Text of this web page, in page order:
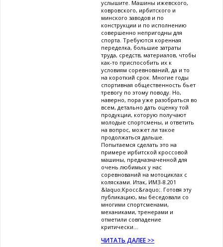
услышите. Машины ижевского,
ковровского, ирбитского и
минского заводов и по
конструкции и по исполнению
совершенно непригодны для
спорта. Требуются коренная
переделка, большие затраты
труда, средств, материалов, чтобы
как-то приспособить их к
условиям соревнований, да и то
на короткий срок. Многие годы
спортивная общественность бьет
тревогу по этому поводу. Но,
наверно, пора уже разобраться во
всем, детально дать оценку той
продукции, которую получают
молодые спортсмены, и ответить
на вопрос, может ли такое
продолжаться дальше.
Попытаемся сделать это на
примере ирбитской кроссовой
машины, предназначенной для
очень любимых у нас
соревнований на мотоциклах с
колясками. Итак, ИМЗ-8.201
&laquo;Кросс&raquo;. Готовя эту
публикацию, мы беседовали со
многими спортсменами,
механиками, тренерами и
отметили совпадение
критически...
ЧИТАТЬ ДАЛЕЕ >>